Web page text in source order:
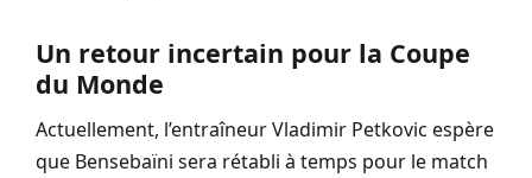
Un retour incertain pour la Coupe
du Monde
Actuellement, l’entraîneur Vladimir Petkovic espère
que Bensebaïni sera rétabli à temps pour le match